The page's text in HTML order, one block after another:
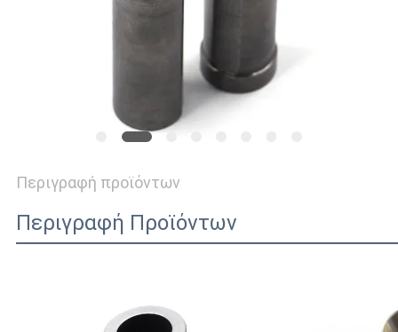
Περιγραφή προϊόντων
Περιγραφή Προϊόντων